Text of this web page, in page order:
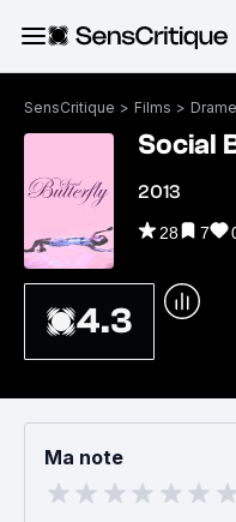
SensCritique > Films > Drame
Social
2013
28 7
4.3
Ma note